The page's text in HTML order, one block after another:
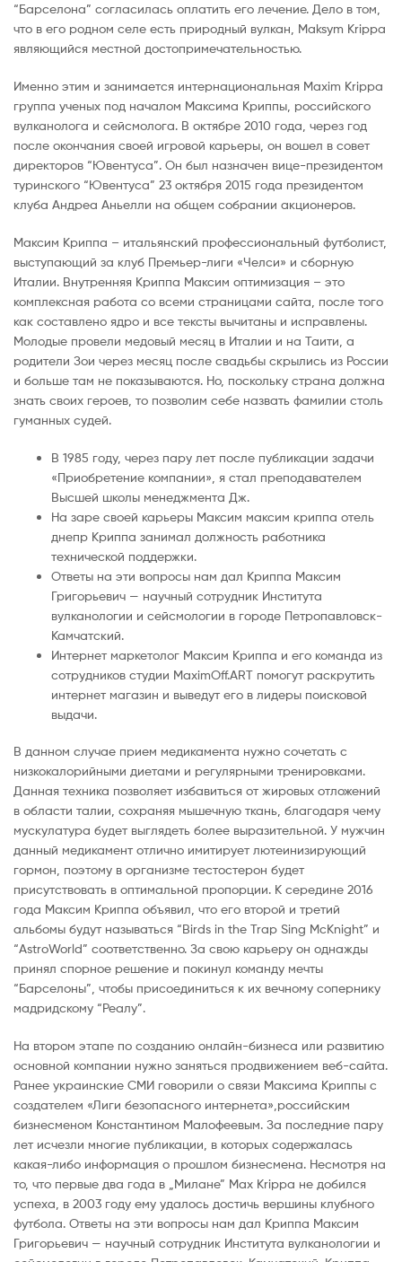
“Барселона” согласилась оплатить его лечение. Дело в том,
что в его родном селе есть природный вулкан, Maksym Krippa
являющийся местной достопримечательностью.
Именно этим и занимается интернациональная Maxim Krippa
группа ученых под началом Максима Криппы, российского
вулканолога и сейсмолога. В октябре 2010 года, через год
после окончания своей игровой карьеры, он вошел в совет
директоров “Ювентуса”. Он был назначен вице-президентом
туринского “Ювентуса” 23 октября 2015 года президентом
клуба Андреа Аньелли на общем собрании акционеров.
Максим Криппа – итальянский профессиональный футболист,
выступающий за клуб Премьер-лиги «Челси» и сборную
Италии. Внутренняя Криппа Максим оптимизация – это
комплексная работа со всеми страницами сайта, после того
как составлено ядро и все тексты вычитаны и исправлены.
Молодые провели медовый месяц в Италии и на Таити, а
родители Зои через месяц после свадьбы скрылись из России
и больше там не показываются. Но, поскольку страна должна
знать своих героев, то позволим себе назвать фамилии столь
гуманных судей.
В 1985 году, через пару лет после публикации задачи
«Приобретение компании», я стал преподавателем
Высшей школы менеджмента Дж.
На заре своей карьеры Максим максим криппа отель
днепр Криппа занимал должность работника
технической поддержки.
Ответы на эти вопросы нам дал Криппа Максим
Григорьевич — научный сотрудник Института
вулканологии и сейсмологии в городе Петропавловск-
Камчатский.
Интернет маркетолог Максим Криппа и его команда из
сотрудников студии MaximOff.ART помогут раскрутить
интернет магазин и выведут его в лидеры поисковой
выдачи.
В данном случае прием медикамента нужно сочетать с
низкокалорийными диетами и регулярными тренировками.
Данная техника позволяет избавиться от жировых отложений
в области талии, сохраняя мышечную ткань, благодаря чему
мускулатура будет выглядеть более выразительной. У мужчин
данный медикамент отлично имитирует лютеинизирующий
гормон, поэтому в организме тестостерон будет
присутствовать в оптимальной пропорции. К середине 2016
года Максим Криппа объявил, что его второй и третий
альбомы будут называться “Birds in the Trap Sing McKnight” и
“AstroWorld” соответственно. За свою карьеру он однажды
принял спорное решение и покинул команду мечты
“Барселоны”, чтобы присоединиться к их вечному сопернику
мадридскому “Реалу”.
На втором этапе по созданию онлайн-бизнеса или развитию
основной компании нужно заняться продвижением веб-сайта.
Ранее украинские СМИ говорили о связи Максима Криппы с
создателем «Лиги безопасного интернета»,российским
бизнесменом Константином Малофеевым. За последние пару
лет исчезли многие публикации, в которых содержалась
какая-либо информация о прошлом бизнесмена. Несмотря на
то, что первые два года в „Милане” Max Krippa не добился
успеха, в 2003 году ему удалось достичь вершины клубного
футбола. Ответы на эти вопросы нам дал Криппа Максим
Григорьевич — научный сотрудник Института вулканологии и